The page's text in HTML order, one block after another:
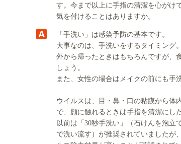
す。今まで以上に手指の清潔を心がけ
気を付けることはありますか。
「手洗い」は感染予防の基本です。
大事なのは、手洗いをするタイミング。
外から帰ったときはもちろんですが、
しょう。
また、女性の場合はメイクの前にも手
ウイルスは、目・鼻・口の粘膜から体
で、顔に触れるときは手指を清潔にし
以前は「30秒手洗い」（石けんを泡立
で洗い流す）が推奨されていましたが